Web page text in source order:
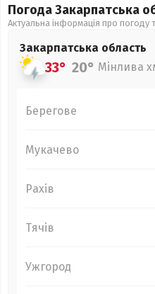
Погода Закарпатська
Актуальна інформація про погоду
Закарпатська область
33° 20° Мінлива
Берегове
Мукачево
Рахів
Тячів
Ужгород